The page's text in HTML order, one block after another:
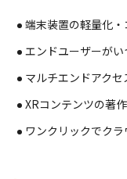
端末装置の軽量化
エンドユーザーが
マルチエンドアクセ
XRコンテンツの著
ワンクリックでク